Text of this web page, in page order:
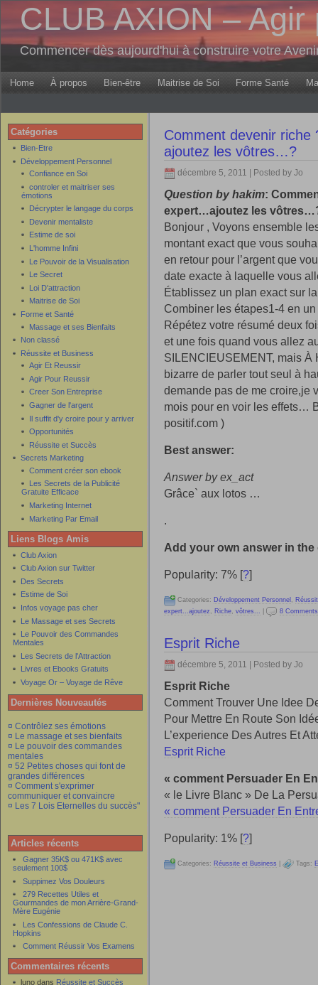
CLUB AXION – Agir
Commencer dès aujourd'hui à construire votre
Home À propos Bien-être Maitrise de Soi Forme Santé
Catégories
Bien-Etre
Développement Personnel
Confiance en Soi
controler et maitriser ses
émotions
Décrypter le langage du corps
Devenir mentaliste
Estime de soi
L'homme Infini
Le Pouvoir de la Visualisation
Le Secret
Loi D'attraction
Maitrise de Soi
Forme et Santé
Massage et ses Bienfaits
Non classé
Réussite et Business
Agir Et Reussir
Agir Pour Reussir
Creer Son Entreprise
Gagner de l'argent
Il suffit d'y croire pour y arriver
Opportunités
Réussite et Succès
Secrets Marketing
Comment créer son ebook
Les Secrets de la Publicité
Gratuite Efficace
Marketing Internet
Marketing Par Email
Liens Blogs Amis
Club Axion
Club Axion sur Twitter
Des Secrets
Estime de Soi
Infos voyage pas cher
Le Massage et ses Secrets
Le Pouvoir des Commandes
Mentales
Les Secrets de l'Attraction
Livres et Ebooks Gratuits
Voyage Or – Voyage de Rêve
Dernières Nouveautés
¤ Contrôlez ses émotions
¤ Le massage et ses bienfaits
¤ Le pouvoir des commandes
mentales
¤ 52 Petites choses qui font de
grandes différences
¤ Comment s'exprimer
communiquer et convaincre
¤ Les 7 Lois Eternelles du succès"
Articles récents
Gagner 35K$ ou 471K$ avec
seulement 100$
Suppimez Vos Douleurs
279 Recettes Utiles et
Gourmandes de mon Arrière-Grand-
Mère Eugénie
Les Confessions de Claude C.
Hopkins
Comment Réussir Vos Examens
Commentaires récents
luno dans Réussite et Succès
Comment devenir
ajoutez les vôtres…?
décembre 5, 2011 | Posted by Jo
Question by hakim:
expert…ajoutez les
Bonjour , Voyons ensemble
montant exact que vous
en retour pour l’argent que
date exacte à laquelle vous
Établissez un plan exact sur
Combiner les étapes1-4 en
Répétez votre résumé deux
et une fois quand vous allez
SILENCIEUSEMENT, mais
bizarre de parler tout seul à
demande pas de me croire,je
mois pour en voir les effets…
positif.com )
Best answer:
Answer by ex_act
Grâce` aux lotos …
.
Add your own answer in
Popularity: 7% [?]
Categories: Développement Personnel ,
expert...ajoutez , Riche, vôtres... 8
Esprit Riche
décembre 5, 2011 | Posted by Jo
Esprit Riche
Comment Trouver Une Idee
Pour Mettre En Route Son
L’experience Des Autres Et
Esprit Riche
« comment Persuader En
« le Livre Blanc » De La
« comment Persuader En
Popularity: 1% [?]
Categories: Réussite et Business Tags: